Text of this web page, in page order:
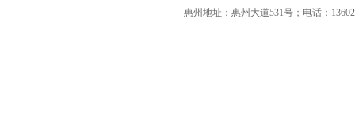
惠州地址：惠州大道531号；电话：